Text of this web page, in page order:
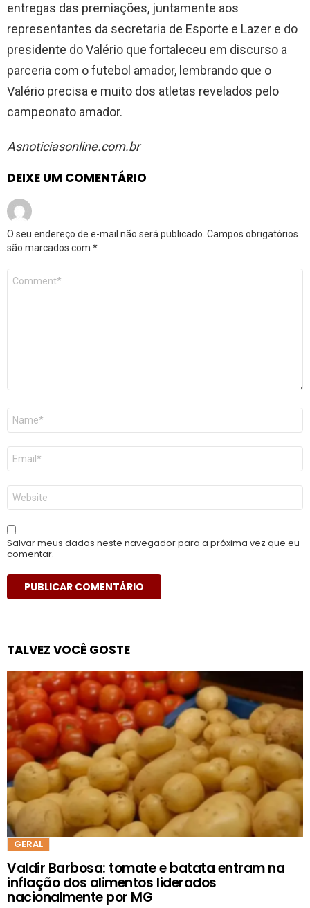
entregas das premiações, juntamente aos
representantes da secretaria de Esporte e Lazer e do
presidente do Valério que fortaleceu em discurso a
parceria com o futebol amador, lembrando que o
Valério precisa e muito dos atletas revelados pelo
campeonato amador.
Asnoticiasonline.com.br
DEIXE UM COMENTÁRIO
O seu endereço de e-mail não será publicado. Campos obrigatórios
são marcados com *
Comentário
Nome
E-
mail
*
Site
Salvar meus dados neste navegador para a próxima vez que eu
comentar.
TALVEZ VOCÊ GOSTE
GERAL
Valdir Barbosa: tomate e batata entram na
inflação dos alimentos liderados
nacionalmente por MG